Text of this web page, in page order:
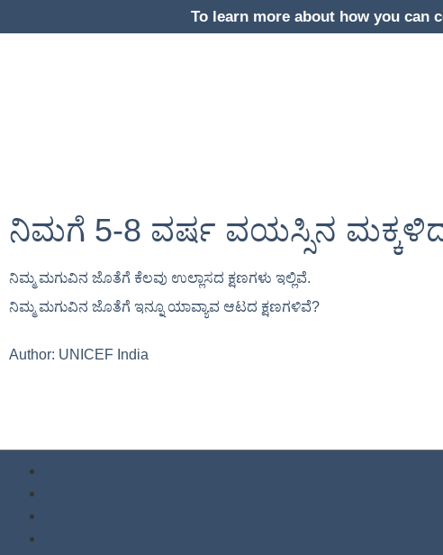
To learn more about how you can
ನಿಮಗೆ 5-8 ವರ್ಷ ವಯಸ್ಸಿನ
ನಿಮ್ಮ ಮಗುವಿನ ಜೊತೆಗೆ ಕೆಲವು ಉಲ್ಲಾಸದ ಕ್ಷಣಗಳು ಇಲ್ಲಿವೆ.
ನಿಮ್ಮ ಮಗುವಿನ ಜೊತೆಗೆ ಇನ್ನೂ ಯಾವ್ಯಾವ ಆಟದ ಕ್ಷಣಗಳಿವೆ?
Author: UNICEF India